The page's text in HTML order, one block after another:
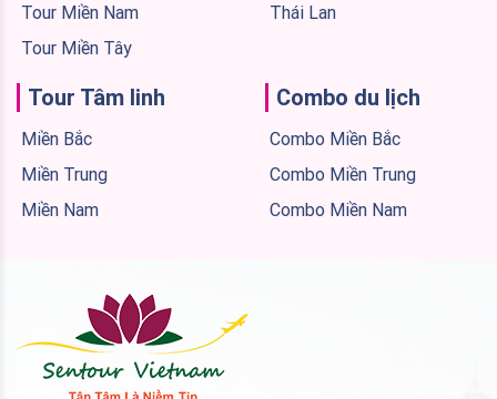
Tour Miền Nam
Tour Miền Tây
Thái Lan
Tour Tâm linh
Miền Bắc
Miền Trung
Miền Nam
Combo du lịch
Combo Miền Bắc
Combo Miền Trung
Combo Miền Nam